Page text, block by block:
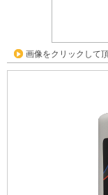
画像をクリックして